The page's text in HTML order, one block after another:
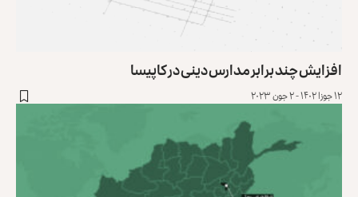
افزایش چند برابر مدارس دینی در کاپیسا
۱۲ جوزا ۱۴۰۲ - ۲ جون ۲۰۲۳